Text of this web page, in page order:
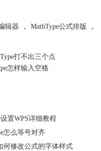
栏位置看到【MathType】菜
一下【启用内容】MathType
在文档中的公式面板，点击视
标签栏、小标签栏等等，可以
辑器 ， MathType公式排版
，
打不出三个点
怎样输入空格
置WPS详细教程
怎么等号对齐
何修改公式的字体样式